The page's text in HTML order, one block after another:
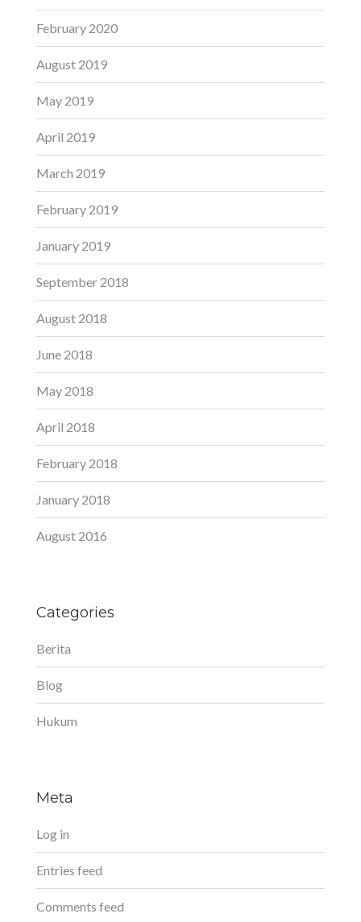
February 2020
August 2019
May 2019
April 2019
March 2019
February 2019
January 2019
September 2018
August 2018
June 2018
May 2018
April 2018
February 2018
January 2018
August 2016
Categories
Berita
Blog
Hukum
Meta
Log in
Entries feed
Comments feed